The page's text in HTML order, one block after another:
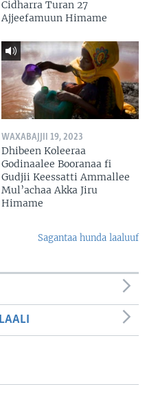
Cidharra Turan 27
Ajjeefamuun Himame
WAXABAJJII 19, 2023
Dhibeen Koleeraa
Godinaalee Booranaa fi
Gudjii Keessatti Ammallee
Mul’achaa Akka Jiru
Himame
Sagantaa hunda laaluuf